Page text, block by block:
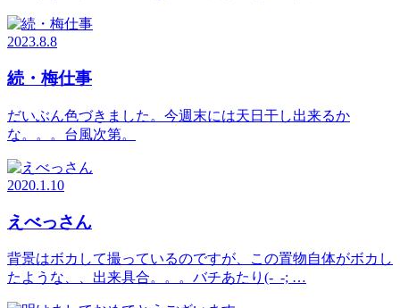
2023.8.8
続・梅仕事
だいぶん色づきました。今週末には天日干し出来るか
な。。。台風次第。
2020.1.10
えべっさん
背景はボカして撮っているのですが、この置物自体がボカし
たような、、出来具合。。。バチあたり(-_-; …